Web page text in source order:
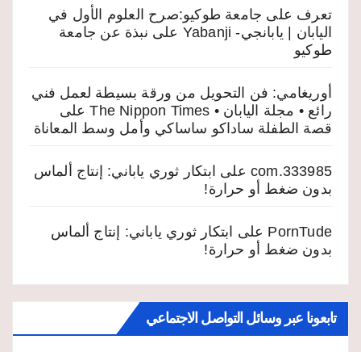
تعرف على جامعة طوكيو:صرح العلوم الأول في
اليابان | يابانجي- Yabanji
على نبذة عن جامعة
طوكيو
أوريغامي: فن التحويل من ورقة بسيطة لعمل فني
رائع • مجلة اليابان • The Nippon Times
على
قصة الطفلة ساداكو ساساكي وأمل وسط المعاناة
333985.com على ابتكار ثوري ياباني: إنتاج ألماس
بدون ضغط أو حرارة!
PornTude على ابتكار ثوري ياباني: إنتاج ألماس
بدون ضغط أو حرارة!
تابعونا عبر وسائل التواصل الاجتماعي